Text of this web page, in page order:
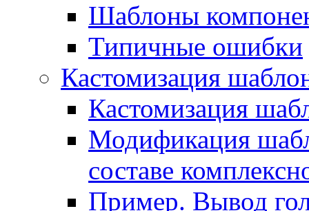
Шаблоны
Типичные ошибки
Кастомизация
Кастомизация
Модификация
составе
Пример. Вывод